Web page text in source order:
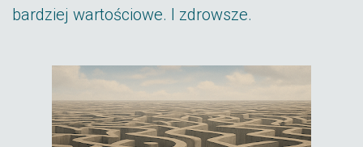
bardziej wartościowe. I zdrowsze.